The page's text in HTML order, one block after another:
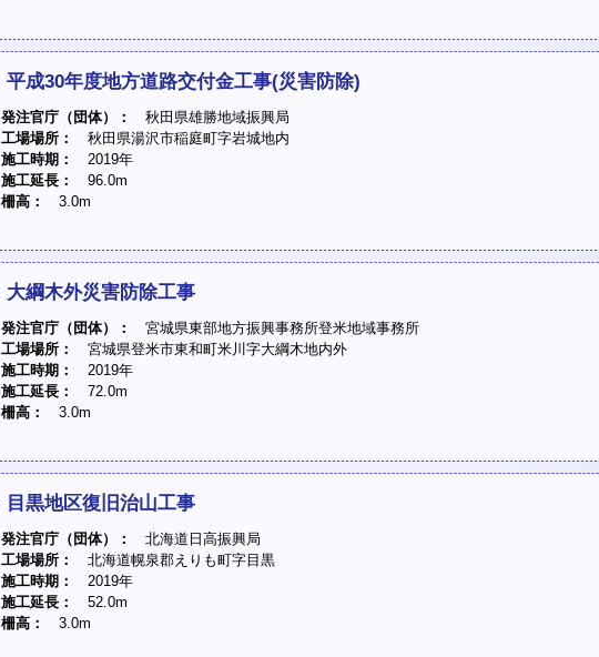
平成30年度地方道路交付金工事(災害防除)
発注官庁（団体）：
秋田県雄勝地域振興局
工場場所：
秋田県湯沢市稲庭町字岩城地内
施工時期：
2019年
施工延長：
96.0m
柵高：
3.0m
大綱木外災害防除工事
発注官庁（団体）：
宮城県東部地方振興事務所登米地域事務所
工場場所：
宮城県登米市東和町米川字大綱木地内外
施工時期：
2019年
施工延長：
72.0m
柵高：
3.0m
目黒地区復旧治山工事
発注官庁（団体）：
北海道日高振興局
工場場所：
北海道幌泉郡えりも町字目黒
施工時期：
2019年
施工延長：
52.0m
柵高：
3.0m